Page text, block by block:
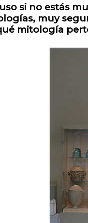
si no estás
muy
mitología